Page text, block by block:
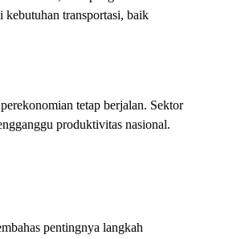
transportasi, baik
tetap berjalan. Sektor
produktivitas nasional.
pentingnya langkah